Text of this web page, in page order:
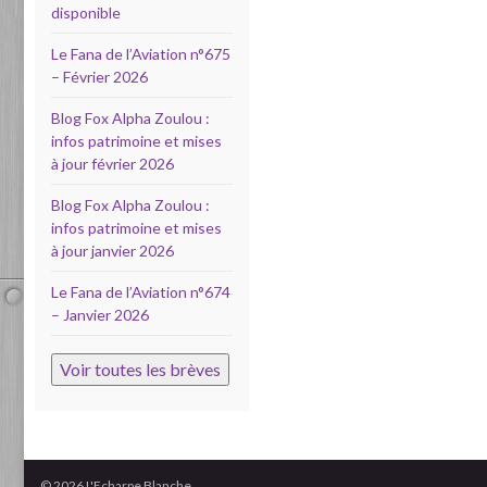
disponible
Le Fana de l’Aviation n°675
– Février 2026
Blog Fox Alpha Zoulou :
infos patrimoine et mises
à jour février 2026
Blog Fox Alpha Zoulou :
infos patrimoine et mises
à jour janvier 2026
Le Fana de l’Aviation n°674
– Janvier 2026
Voir toutes les brèves